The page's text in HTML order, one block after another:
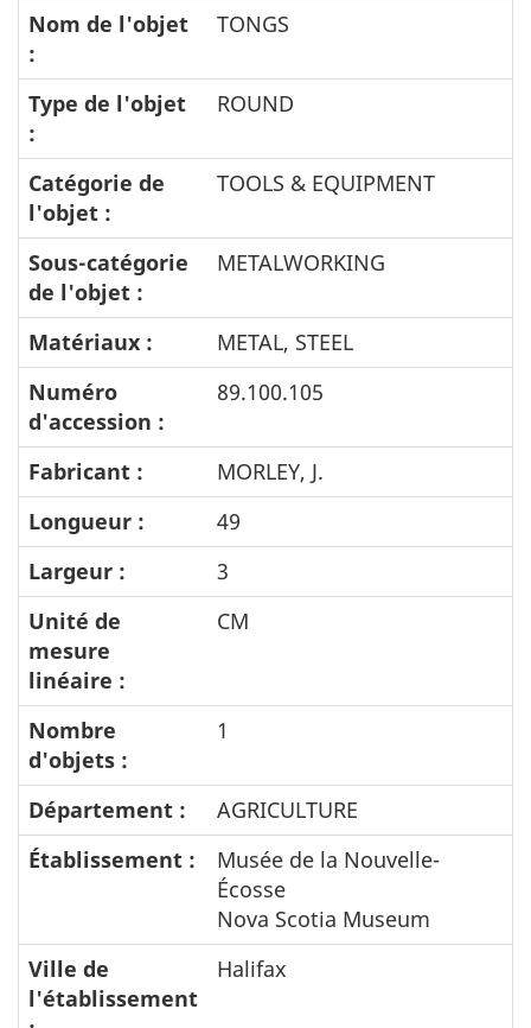
Nom de l'objet
:
TONGS
Type de l'objet
:
ROUND
Catégorie de
l'objet :
TOOLS & EQUIPMENT
Sous-catégorie
de l'objet :
METALWORKING
Matériaux :
METAL, STEEL
Numéro
d'accession :
89.100.105
Fabricant :
MORLEY, J.
Longueur :
49
Largeur :
3
Unité de
mesure
linéaire :
CM
Nombre
d'objets :
1
Département :
AGRICULTURE
Établissement :
Musée de la Nouvelle-
Écosse
Nova Scotia Museum
Ville de
l'établissement
Halifax